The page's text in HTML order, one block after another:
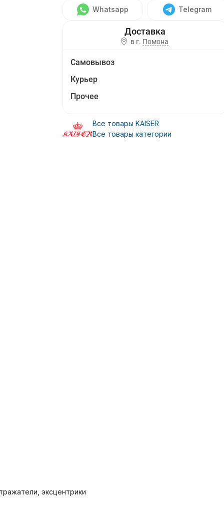
Whatsapp Telegram
в г. Помона
Самовывоз
Курьер
Прочее
Все товары KAISER
Все товары категории
эксцентрики